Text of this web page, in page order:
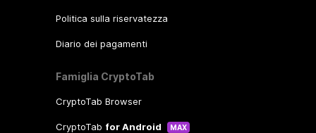
Politica sulla riservatezza
Diario dei pagamenti
Famiglia CryptoTab
CryptoTab Browser
CryptoTab for Android MAX